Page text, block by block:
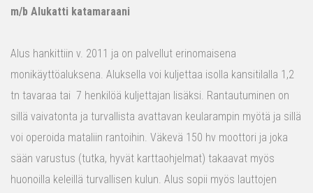
m/b Alukatti katamaraani
Alus hankittiin v. 2011 ja on palvellut erinomaisena
monikäyttöaluksena. Aluksella voi kuljettaa isolla kansitilalla 1,2
tn tavaraa tai 7 henkilöä kuljettajan lisäksi. Rantautuminen on
sillä vaivatonta ja turvallista avattavan keularampin myötä ja sillä
voi operoida mataliin rantoihin. Väkevä 150 hv moottori ja joka
sään varustus (tutka, hyvät karttaohjelmat) takaavat myös
huonoilla keleillä turvallisen kulun. Alus sopii myös lauttojen